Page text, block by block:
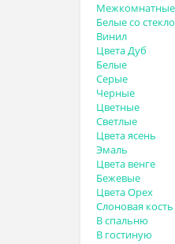
Белые со
Винил
Цвета Дуб
Белые
Серые
Черные
Цветные
Светлые
Цвета ясень
Эмаль
Цвета венге
Бежевые
Цвета Орех
Слоновая кость
В спальню
В гостиную